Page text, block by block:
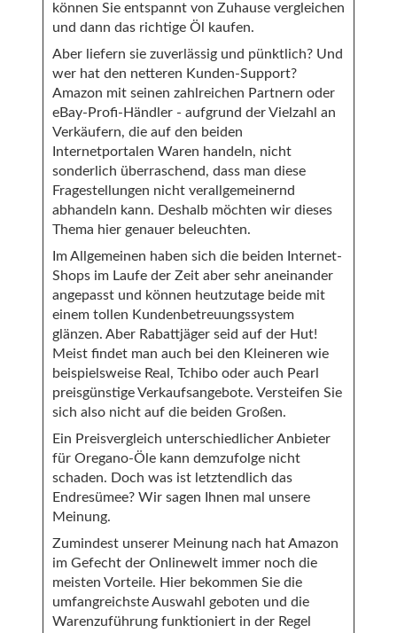
können Sie entspannt von Zuhause vergleichen
und dann das richtige Öl kaufen.
Aber liefern sie zuverlässig und pünktlich? Und
wer hat den netteren Kunden-Support?
Amazon mit seinen zahlreichen Partnern oder
eBay-Profi-Händler - aufgrund der Vielzahl an
Verkäufern, die auf den beiden
Internetportalen Waren handeln, nicht
sonderlich überraschend, dass man diese
Fragestellungen nicht verallgemeinernd
abhandeln kann. Deshalb möchten wir dieses
Thema hier genauer beleuchten.
Im Allgemeinen haben sich die beiden Internet-
Shops im Laufe der Zeit aber sehr aneinander
angepasst und können heutzutage beide mit
einem tollen Kundenbetreuungssystem
glänzen. Aber Rabattjäger seid auf der Hut!
Meist findet man auch bei den Kleineren wie
beispielsweise Real, Tchibo oder auch Pearl
preisgünstige Verkaufsangebote. Versteifen Sie
sich also nicht auf die beiden Großen.
Ein Preisvergleich unterschiedlicher Anbieter
für Oregano-Öle kann demzufolge nicht
schaden. Doch was ist letztendlich das
Endresümee? Wir sagen Ihnen mal unsere
Meinung.
Zumindest unserer Meinung nach hat Amazon
im Gefecht der Onlinewelt immer noch die
meisten Vorteile. Hier bekommen Sie die
umfangreichste Auswahl geboten und die
Warenzuführung funktioniert in der Regel